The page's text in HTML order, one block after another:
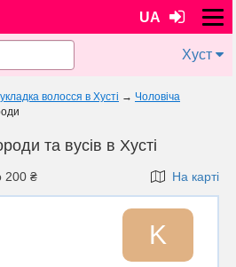
UA
Хуст
волосся в Хусті → Чоловіча
та вусів в Хусті
200 ₴ На карті
K